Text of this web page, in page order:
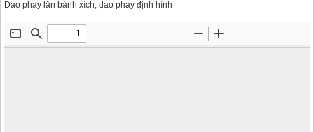
Dao phay lăn bánh xích, dao phay định hình